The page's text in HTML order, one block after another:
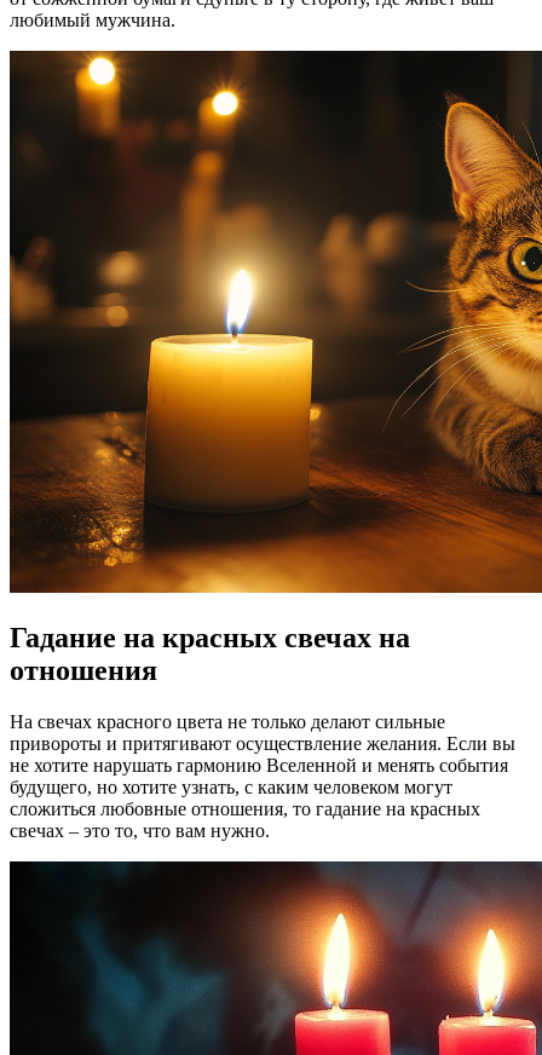
любимый мужчина.
Гадание на красных свечах на
отношения
На свечах красного цвета не только делают сильные
привороты и притягивают осуществление желания. Если вы
не хотите нарушать гармонию Вселенной и менять события
будущего, но хотите узнать, с каким человеком могут
сложиться любовные отношения, то гадание на красных
свечах – это то, что вам нужно.